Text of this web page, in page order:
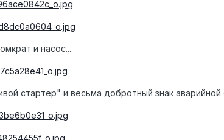
и насос...
стартер" и весьма добротный знак аварийной